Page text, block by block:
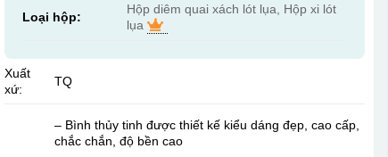
Loại hộp:
Hộp diêm quai xách lót lụa, Hộp xi lót
lụa
Xuất
xứ:
TQ
– Bình thủy tinh được thiết kế kiểu dáng đẹp, cao cấp,
chắc chắn, độ bền cao